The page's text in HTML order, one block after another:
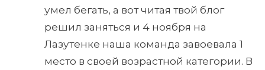
умел бегать, а вот читая твой блог
решил заняться и 4 ноября на
Лазутенке наша команда завоевала 1
место в своей возрастной категории. В